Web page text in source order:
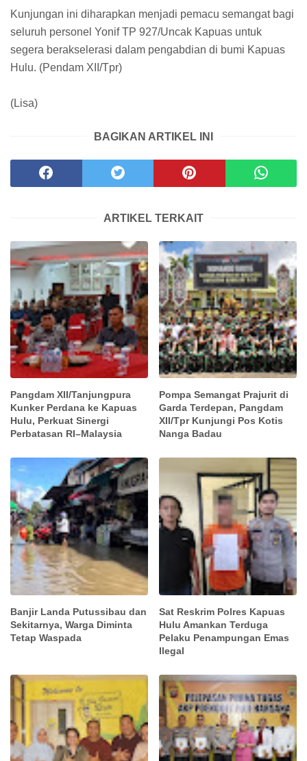
Kunjungan ini diharapkan menjadi pemacu semangat bagi
seluruh personel Yonif TP 927/Uncak Kapuas untuk
segera berakselerasi dalam pengabdian di bumi Kapuas
Hulu. (Pendam XII/Tpr)
(Lisa)
BAGIKAN ARTIKEL INI
ARTIKEL TERKAIT
Pangdam XII/Tanjungpura
Kunker Perdana ke Kapuas
Hulu, Perkuat Sinergi
Perbatasan RI–Malaysia
Pompa Semangat Prajurit di
Garda Terdepan, Pangdam
XII/Tpr Kunjungi Pos Kotis
Nanga Badau
Banjir Landa Putussibau dan
Sekitarnya, Warga Diminta
Tetap Waspada
Sat Reskrim Polres Kapuas
Hulu Amankan Terduga
Pelaku Penampungan Emas
Ilegal